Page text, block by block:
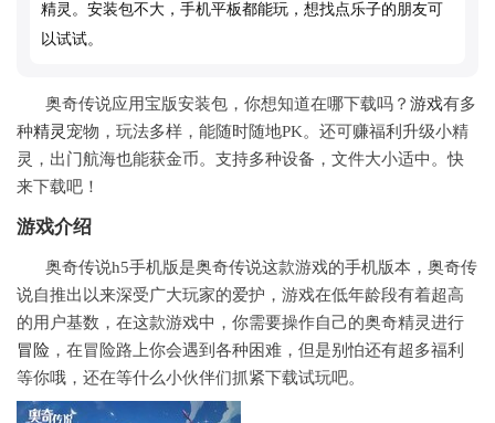
精灵。安装包不大，手机平板都能玩，想找点乐子的朋友可
以试试。
奥奇传说应用宝版安装包，你想知道在哪下载吗？ 游戏有多
种精灵 宠物，玩法多样，能随时随地PK。还可赚福利升级小精
灵，出门航海也能获金币。支持多种设备，文件大小适中。快
来下载吧！
游戏介绍
奥奇传说h5手机版是奥奇传说这款游戏的手机版本，奥奇传
说自推出以来深受广大玩家的爱护，游戏在低年龄段有着超高
的用户基数，在这款游戏中，你需要操作自己的奥奇精灵进行
冒险 ，在冒险路上你会遇到各种困难，但是别怕还有超多福利
等你哦，还在等什么小伙伴们抓紧下载试玩吧。